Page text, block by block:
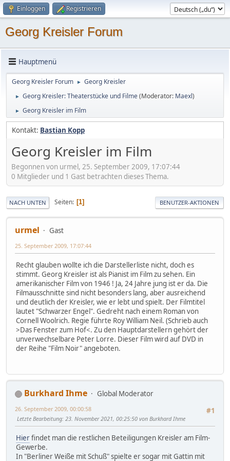
Einloggen Registrieren
Georg Kreisler Forum
Hauptmenü
Georg Kreisler Forum ► Georg Kreisler
► Georg Kreisler: Theaterstücke und Filme(Moderator: Maexl)
► Georg Kreisler im Film
Kontakt: Bastian Kopp
Georg Kreisler im Film
Begonnen von urmel, 25. September 2009, 17:07:44
0 Mitglieder und 1 Gast betrachten dieses Thema.
NACH UNTEN Seiten 1 BENUTZER-AKTIONEN
urmel Gast
25. September 2009, 17:07:44
Recht glauben wollte ich die Darstellerliste nicht, doch es
stimmt. Georg Kreisler ist als Pianist im Film zu sehen. Ein
amerikanischer Film von 1946 ! Ja, 24 Jahre jung ist er da. Die
Filmausschnitte sind nicht besonders lang, aber ausreichend
und deutlich der Kreisler, wie er lebt und spielt. Der Filmtitel
lautet "Schwarzer Engel". Gedreht nach einem Roman von
Cornell Woolrich. Regie führte Roy William Neil. (Schrieb auch
>Das Fenster zum Hof<. Zu den Hauptdarstellern gehört der
unverwechselbare Peter Lorre. Dieser Film wird auf DVD in
der Reihe "Film Noir" angeboten.
Burkhard Ihme
Global Moderator
#1
26. September 2009, 00:00:58
Letzte Bearbeitung: 23. November 2021, 00:25:50 von Burkhard Ihme
Hierfindet man die restlichen Beteiligungen Kreisler am Film-
Gewerbe.
In "Berliner Weiße mit Schuß" spielte er sogar mit Gattin mit